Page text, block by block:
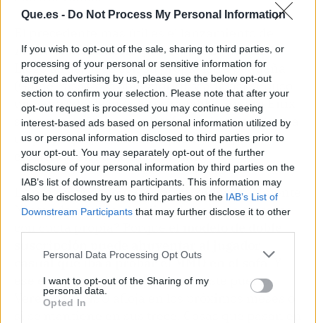
Que.es - Do Not Process My Personal Information
If you wish to opt-out of the sale, sharing to third parties, or
processing of your personal or sensitive information for
targeted advertising by us, please use the below opt-out
section to confirm your selection. Please note that after your
opt-out request is processed you may continue seeing
interest-based ads based on personal information utilized by
us or personal information disclosed to third parties prior to
your opt-out. You may separately opt-out of the further
disclosure of your personal information by third parties on the
IAB’s list of downstream participants. This information may
also be disclosed by us to third parties on the IAB’s List of
Downstream Participants that may further disclose it to other
Personal Data Processing Opt Outs
I want to opt-out of the Sharing of my
personal data.
Opted In
FFXIVen Xbox Series, en el verano de 2024.
Llegó tarde, llegó con su propia letra pequeña
(Game Pass Core obligatorio), y aun así supuso
una entrada de jugadores notable. Square Enix
sabe que cada nueva plataforma le da oxígeno a
un juego que, contra todo pronóstico, sigue
creciendo en su duodécimo año.
La pregunta de fondo es otra: ¿quiere realmente
Nintendo abrirse al online de pago de terceros
casual que iba a probar el MMO en el sofá . Y
ese era, justo, el target dulce de este puerto.
Veremos si NSO afloja en los próximos meses o